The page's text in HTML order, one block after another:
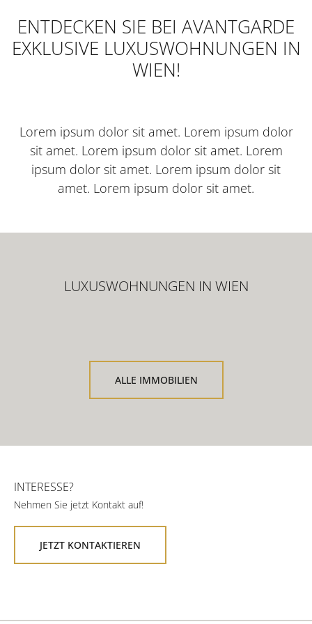
FÜR INVESTOREN
KONTAKT
ENTDECKEN SIE BEI AVANTGARDE
EXKLUSIVE LUXUSWOHNUNGEN IN
WIEN!
Lorem ipsum dolor sit amet. Lorem ipsum dolor
sit amet. Lorem ipsum dolor sit amet. Lorem
ipsum dolor sit amet. Lorem ipsum dolor sit
amet. Lorem ipsum dolor sit amet.
LUXUSWOHNUNGEN IN WIEN
ALLE IMMOBILIEN
INTERESSE?
Nehmen Sie jetzt Kontakt auf!
JETZT KONTAKTIEREN